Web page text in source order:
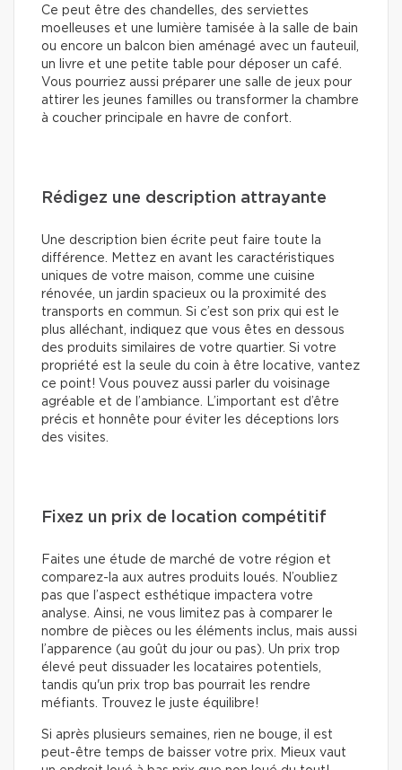
Ce peut être des chandelles, des serviettes
moelleuses et une lumière tamisée à la salle de bain
ou encore un balcon bien aménagé avec un fauteuil,
un livre et une petite table pour déposer un café.
Vous pourriez aussi préparer une salle de jeux pour
attirer les jeunes familles ou transformer la chambre
à coucher principale en havre de confort.
Rédigez une description attrayante
Une description bien écrite peut faire toute la
différence. Mettez en avant les caractéristiques
uniques de votre maison, comme une cuisine
rénovée, un jardin spacieux ou la proximité des
transports en commun. Si c’est son prix qui est le
plus alléchant, indiquez que vous êtes en dessous
des produits similaires de votre quartier. Si votre
propriété est la seule du coin à être locative, vantez
ce point! Vous pouvez aussi parler du voisinage
agréable et de l’ambiance. L’important est d’être
précis et honnête pour éviter les déceptions lors
des visites.
Fixez un prix de location compétitif
Faites une étude de marché de votre région et
comparez-la aux autres produits loués. N’oubliez
pas que l’aspect esthétique impactera votre
analyse. Ainsi, ne vous limitez pas à comparer le
nombre de pièces ou les éléments inclus, mais aussi
l’apparence (au goût du jour ou pas). Un prix trop
élevé peut dissuader les locataires potentiels,
tandis qu'un prix trop bas pourrait les rendre
méfiants. Trouvez le juste équilibre!
Si après plusieurs semaines, rien ne bouge, il est
peut-être temps de baisser votre prix. Mieux vaut